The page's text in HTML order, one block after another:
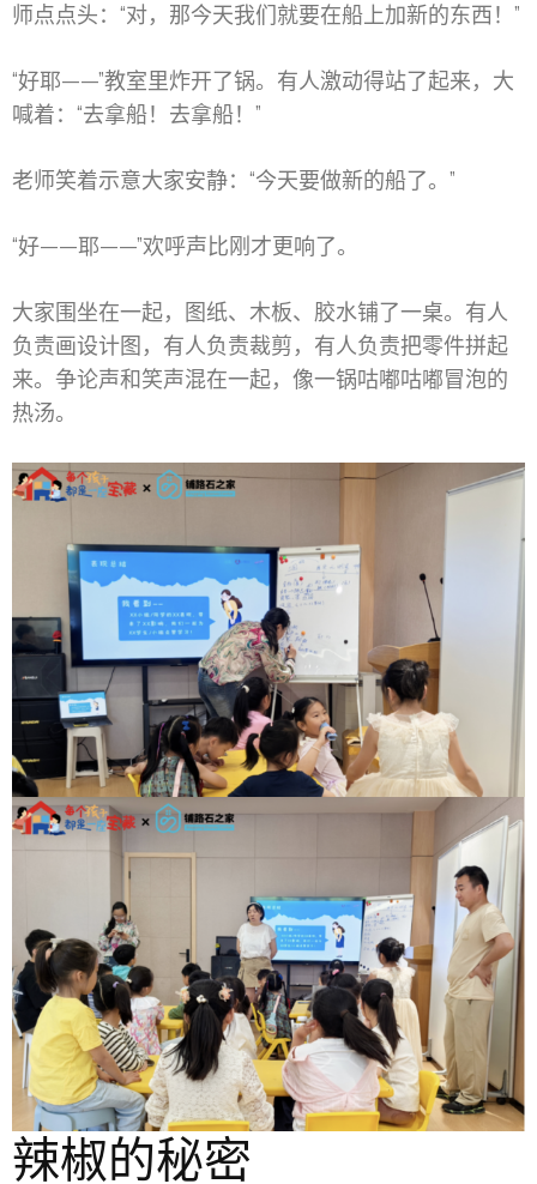
师点点头：“对，那今天我们就要在船上加新的东西！”
“好耶——”教室里炸开了锅。有人激动得站了起来，大
喊着：“去拿船！去拿船！”
老师笑着示意大家安静：“今天要做新的船了。”
“好——耶——”欢呼声比刚才更响了。
大家围坐在一起，图纸、木板、胶水铺了一桌。有人
负责画设计图，有人负责裁剪，有人负责把零件拼起
来。争论声和笑声混在一起，像一锅咕嘟咕嘟冒泡的
热汤。
辣椒的秘密